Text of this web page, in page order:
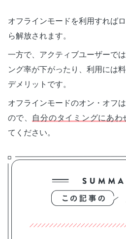
オフラインモードを利用すれば
ら解放されます。
一方で、アクティブユーザーで
ング率が下がったり、利用には
デメリットです。
オフラインモードのオン・オフ
ので、
自分のタイミングにあわ
てください。